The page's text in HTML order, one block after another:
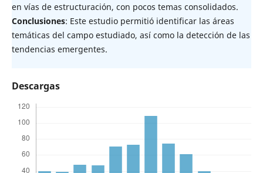
en vías de estructuración, con pocos temas consolidados.
Conclusiones: Este estudio permitió identificar las áreas
temáticas del campo estudiado, así como la detección de las
tendencias emergentes.
Descargas